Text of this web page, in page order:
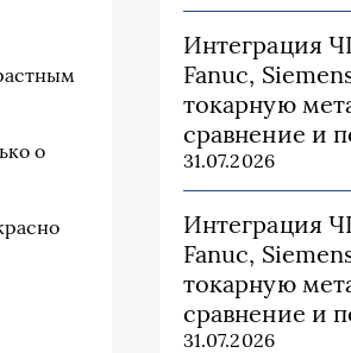
о
Интеграция
Fanuc,
токарную
сравнение и
31.07.2026
Интеграция
Fanuc,
токарную
сравнение и
31.07.2026